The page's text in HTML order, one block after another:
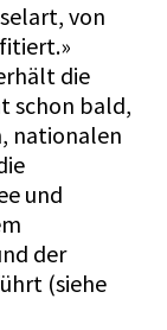
von
die
schon bald,
nationalen
und
der
(siehe